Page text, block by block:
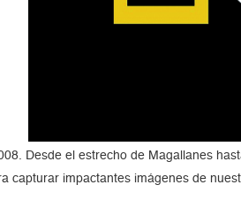
Desde el estrecho de Magallanes
capturar impactantes imágenes de